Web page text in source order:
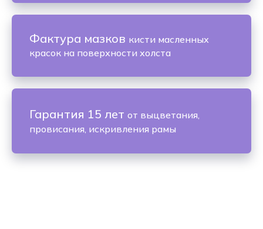
Фактура мазков кисти масленных
красок на поверхности холста
Гарантия 15 лет от выцветания,
провисания, искривления рамы